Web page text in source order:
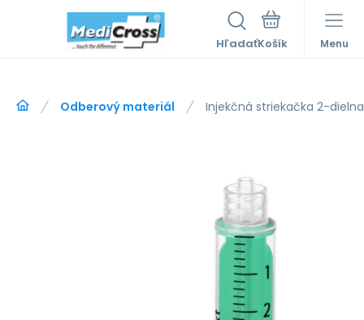
Hľadať Menu
Odberový materiál Injekčná striekačka 2-dielna